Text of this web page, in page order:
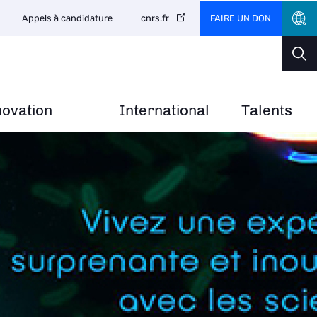
International Talents
Appels à candidature cnrs.fr FAIRE UN DON